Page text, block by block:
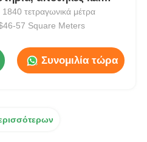
Κατασκευών
τετραγωνικά μέτρα
57 Square Meters
Συνομιλία τώρα